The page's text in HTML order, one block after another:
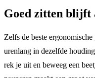
Goed zitten blijft
Zelfs de beste
urenlang in dezelfde
rek je uit en beweeg een